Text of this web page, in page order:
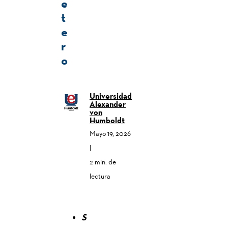
e
t
e
r
o
Universidad
Alexander
von
Humboldt
Mayo 19, 2026
|
2 min. de
lectura
S